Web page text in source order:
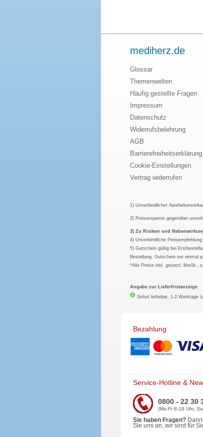
mediherz.de
Glossar
Themenwelten
Häufig gestellte Fragen
Impressum
Datenschutz
Widerrufsbelehrung
AGB
Barrierefreiheitserklärung
Cookie-Einstellungen
Vertrag widerrufen
1) Unverbindlicher
2) Preisersparnis gegenüber
3) Zu Risiken und
4) Unverbindliche
5) Gutschein gültig bei
Bestellung. Gutschein nur einmal
*Alle Preise inkl. gesetzl. MwSt.,
Angabe zur Lieferfristanzeige
Sofort lieferbar, 1-2 Werktage
Bezahlung
Service-Hotline &
0800 - 22 30
(Mo-Fr 8-18 Uhr,
Sie haben Fragen?
Sie uns an, wir sind für